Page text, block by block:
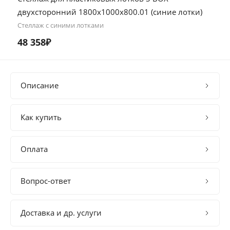
двухсторонний 1800х1000х800.01 (синие лотки)
Стеллаж с синими лотками
48 358₽
Описание
Как купить
Оплата
Вопрос-ответ
Доставка и др. услуги